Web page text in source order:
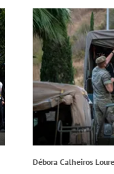
Débora Calheiros